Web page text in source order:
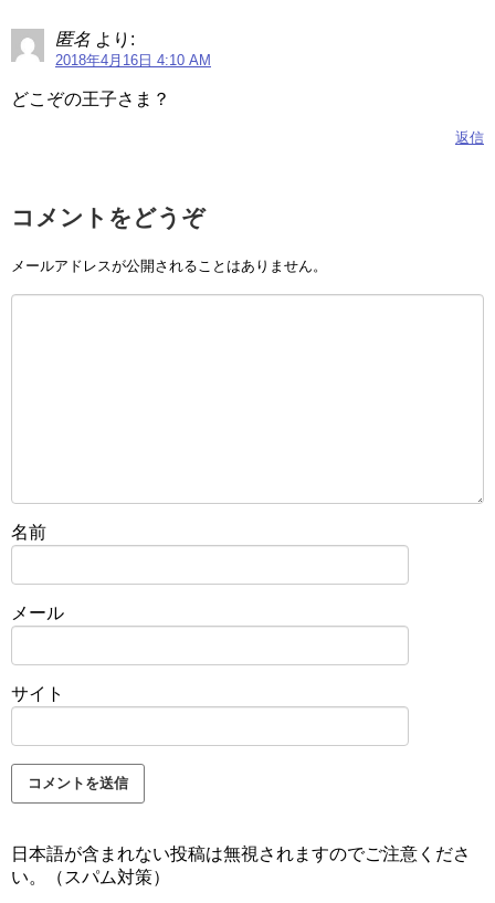
匿名 より:
2018年4月16日 4:10 AM
どこぞの王子さま？
返信
コメントをどうぞ
メールアドレスが公開されることはありません。
名前
メール
サイト
日本語が含まれない投稿は無視されますのでご注意くださ
い。（スパム対策）